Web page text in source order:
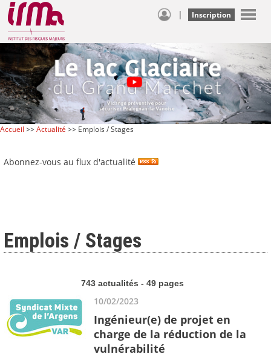
| Inscription
Accueil >>Actualité >> Emplois / Stages
Abonnez-vous au flux d'actualité
Emplois / Stages
743 actualités - 49 pages
10/02/2023
Ingénieur(e) de projet en
charge de la réduction de la
vulnérabilité